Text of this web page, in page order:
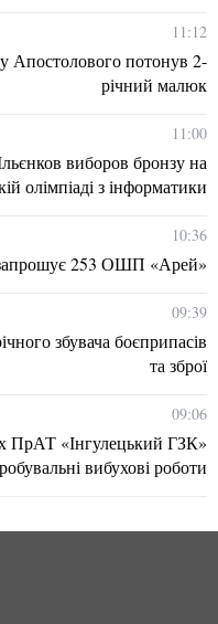
11:12
Апостолового потонув 2-
річний малюк
11:00
виборов бронзу на
олімпіаді з інформатики
10:36
253 ОШП «Арей»
09:39
збувача боєприпасів
та зброї
09:06
ПрАТ «Інгулецький ГЗК»
вибухові роботи